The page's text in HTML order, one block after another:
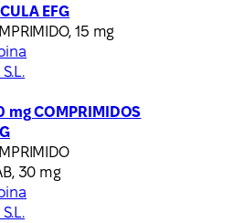
EFG
15 mg
mg COMPRIMIDOS
30 mg